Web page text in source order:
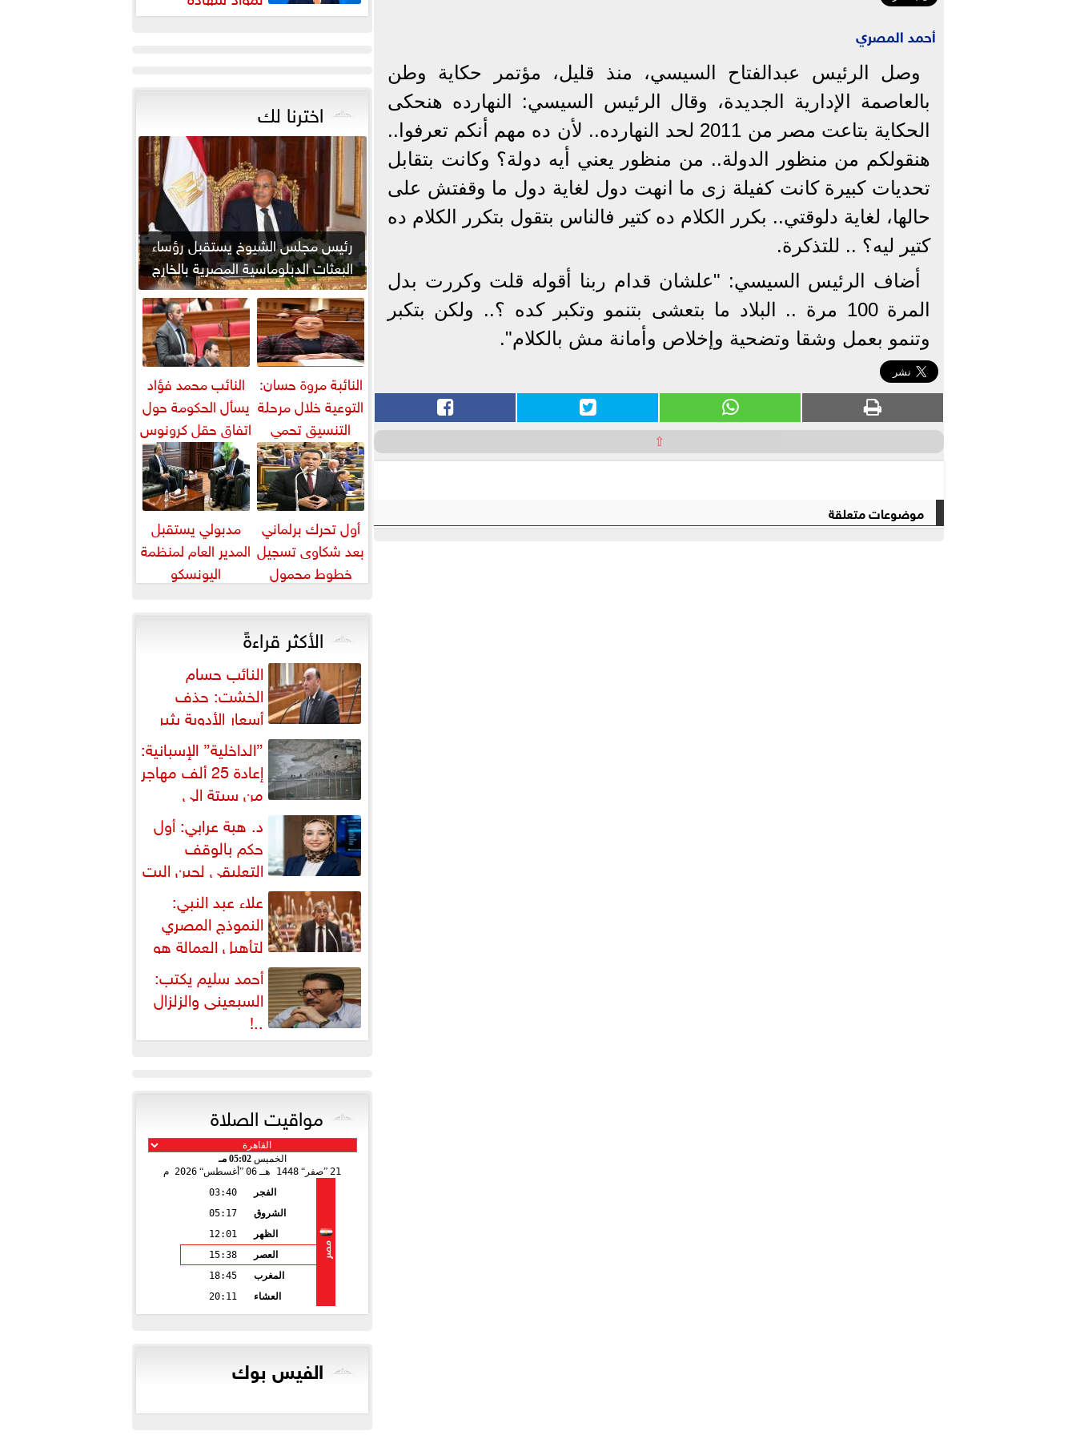
أحمد المصري
وصل الرئيس عبدالفتاح السيسي، منذ قليل، مؤتمر حكاية وطن
بالعاصمة الإدارية الجديدة، وقال الرئيس السيسي: النهارده هنحكى
الحكاية بتاعت مصر من 2011 لحد النهارده.. لأن ده مهم أنكم تعرفوا..
هنقولكم من منظور الدولة.. من منظور يعني أيه دولة؟ وكانت بتقابل
تحديات كبيرة كانت كفيلة زى ما انهت دول لغاية دول ما وقفتش على
حالها، لغاية دلوقتي.. بكرر الكلام ده كتير فالناس بتقول بتكرر الكلام ده
كتير ليه؟ .. للتذكرة.
أضاف الرئيس السيسي: "علشان قدام ربنا أقوله قلت وكررت بدل
المرة 100 مرة .. البلاد ما بتعشى بتنمو وتكبر كده ؟.. ولكن بتكبر
وتنمو بعمل وشقا وتضحية وإخلاص وأمانة مش بالكلام".
⇧
موضوعات متعلقة
البكالوريا
اخترنا لك
رئيس مجلس الشيوخ يستقبل رؤساء
البعثات الدبلوماسية المصرية بالخارج
النائبة مروة حسان:
التوعية خلال مرحلة
التنسيق تحمي
الطلاب من النصب
الأكاديمي
النائب محمد فؤاد
يسأل الحكومة حول
اتفاق حقل كرونوس
أول تحرك برلماني
بعد شكاوى تسجيل
خطوط محمول
دون علمهم
مدبولي يستقبل
المدير العام لمنظمة
اليونسكو
الأكثر قراءةً
النائب حسام
الخشت: حذف
أسعار الأدوية يثير
إشكالية دستورية ويهدد حق
المواطن...
”الداخلية” الإسبانية:
إعادة 25 ألف مهاجر
من سبتة إلى
المغرب... وارتفاع حصيلة...
د. هبة عرابي: أول
حكم بالوقف
التعليقي لحين البت
في الطعن على... علاء عبد النبي:
النموذج المصري
لتأهيل العمالة هو
البديل العملي والأمثل لأزمات...
أحمد سليم يكتب:
السبعينى والزلزال
..!
مواقيت الصلاة
الخميس05:02 مـ
21 صفر 1448 هـ 06 أغسطس 2026 م
مصر
الفجر
03:40
الشروق
05:17
الظهر
12:01
العصر
15:38
المغرب
18:45
العشاء
20:11
الفيس بوك